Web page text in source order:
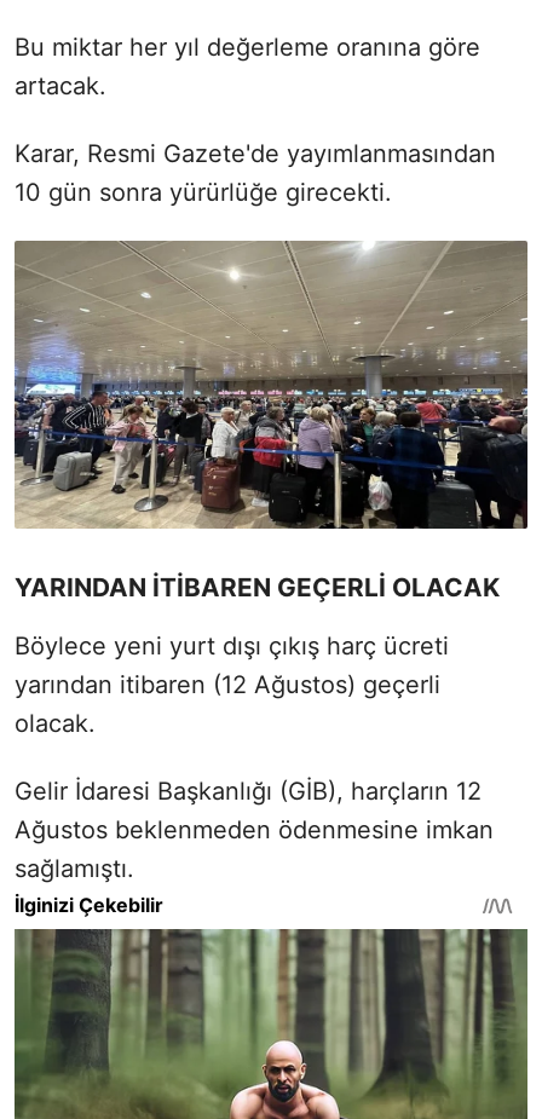
Bu miktar her yıl değerleme oranına göre
artacak.
Karar, Resmi Gazete'de yayımlanmasından
10 gün sonra yürürlüğe girecekti.
YARINDAN İTİBAREN GEÇERLİ OLACAK
Böylece yeni yurt dışı çıkış harç ücreti
yarından itibaren (12 Ağustos) geçerli
olacak.
Gelir İdaresi Başkanlığı (GİB), harçların 12
Ağustos beklenmeden ödenmesine imkan
sağlamıştı.